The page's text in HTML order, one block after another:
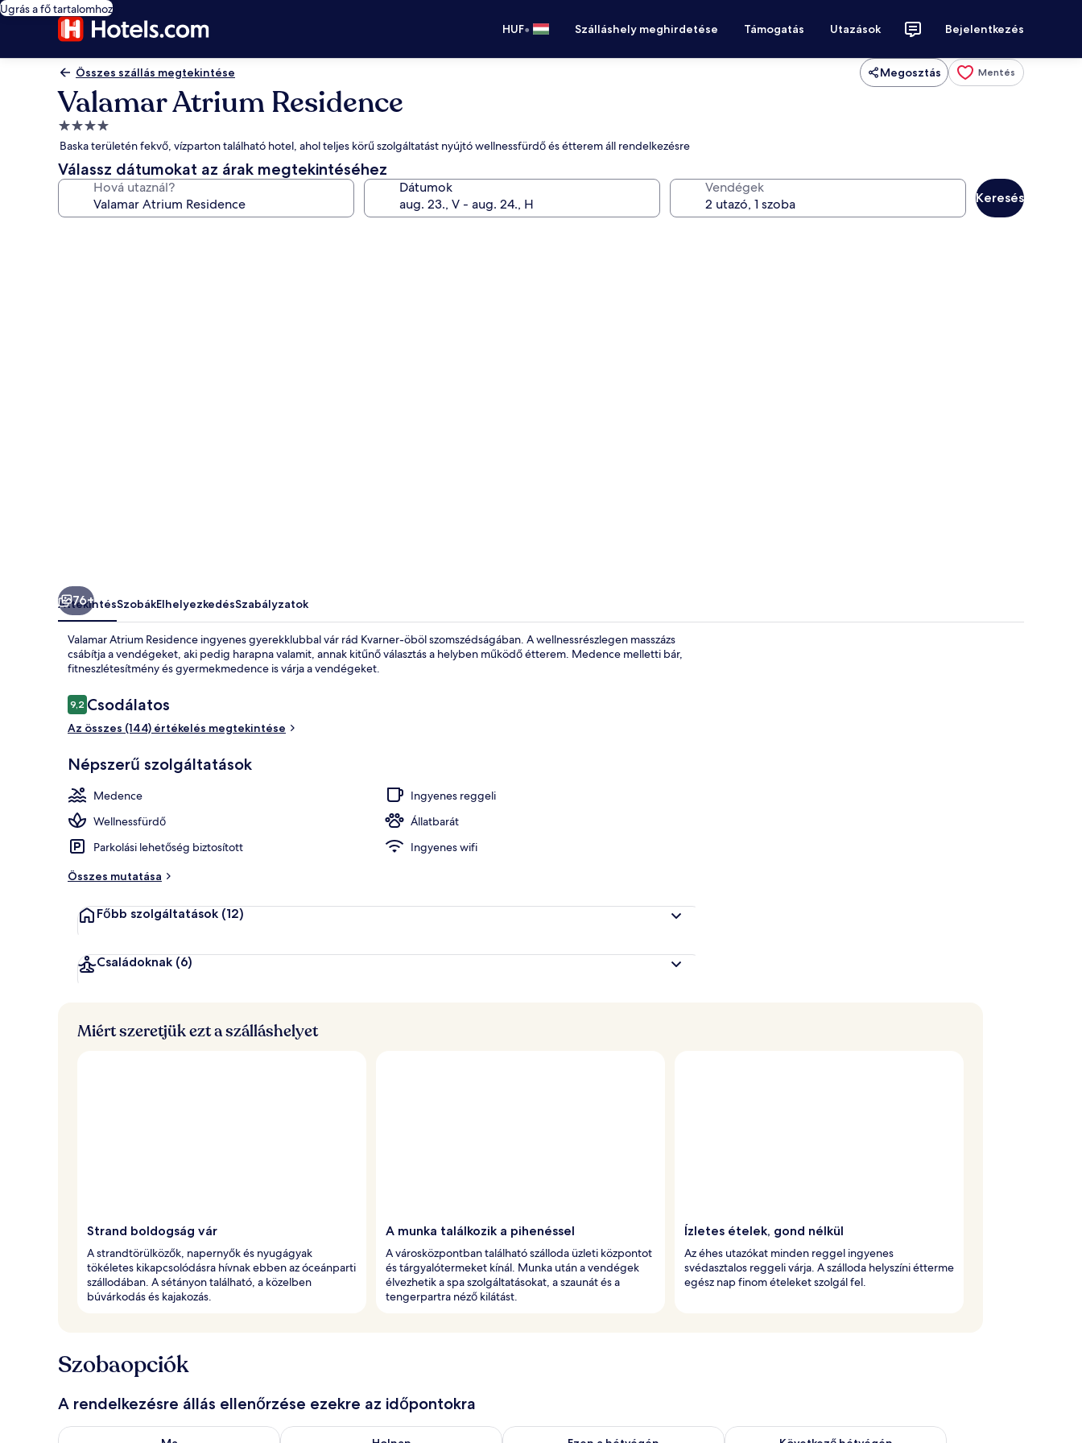
Ugrás a fő tartalomhoz
HUF• Szálláshely meghirdetése Támogatás Utazások Bejelentkezés
Összes szállás megtekintése Megosztás Mentés
Valamar Atrium Residence
4.0
csillagos
szálláshely
Baska területén fekvő, vízparton található hotel, ahol teljes körű szolgáltatást nyújtó wellnessfürdő és étterem áll rendelkezésre
Válassz dátumokat az árak megtekintéséhez
Hová utaznál? Dátumok Vendégek
Keresés
76+
ÁttekintésSzobákElhelyezkedésSzabályzatok
Valamar Atrium Residence ingyenes gyerekklubbal vár rád Kvarner-öböl szomszédságában. A wellnessrészlegen masszázs
csábítja a vendégeket, aki pedig harapna valamit, annak kitűnő választás a helyben működő étterem. Medence melletti bár,
fitneszlétesítmény és gyermekmedence is várja a vendégeket.
Értékelések
9,29,2 ennyiből: 10
Csodálatos
Az összes (144) értékelés megtekintése
Népszerű szolgáltatások
Medence
Ingyenes reggeli
Wellnessfürdő
Állatbarát
Parkolási lehetőség biztosított
Ingyenes wifi
Összes mutatása
Főbb szolgáltatások (12)
Családoknak (6)
Miért szeretjük ezt a szálláshelyet
Strand boldogság vár
A strandtörülközők, napernyők és nyugágyak
tökéletes kikapcsolódásra hívnak ebben az óceánparti
szállodában. A sétányon található, a közelben
búvárkodás és kajakozás.
A munka találkozik a pihenéssel
A városközpontban található szálloda üzleti központot
és tárgyalótermeket kínál. Munka után a vendégek
élvezhetik a spa szolgáltatásokat, a szaunát és a
tengerpartra néző kilátást.
Ízletes ételek, gond nélkül
Az éhes utazókat minden reggel ingyenes
svédasztalos reggeli várja. A szálloda helyszíni étterme
egész nap finom ételeket szolgál fel.
Szobaopciók
A rendelkezésre állás ellenőrzése ezekre az időpontokra
A ma esti rendelkezésre állás ellenőrzése: aug. 9 - aug. 10A holnapi rendelkezésre állás ellenőrzése: aug. 10 - aug. 11A mostani hétvégi rendelkezésre állás ellenőrzése: aug. 14 - aug. 16A következő hétvégi rendelkezésre állás ellenőrzése: aug. 21